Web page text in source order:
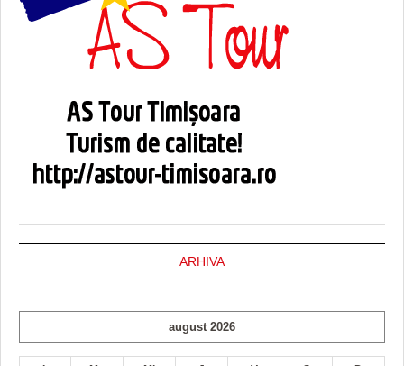
ARHIVA
august 2026